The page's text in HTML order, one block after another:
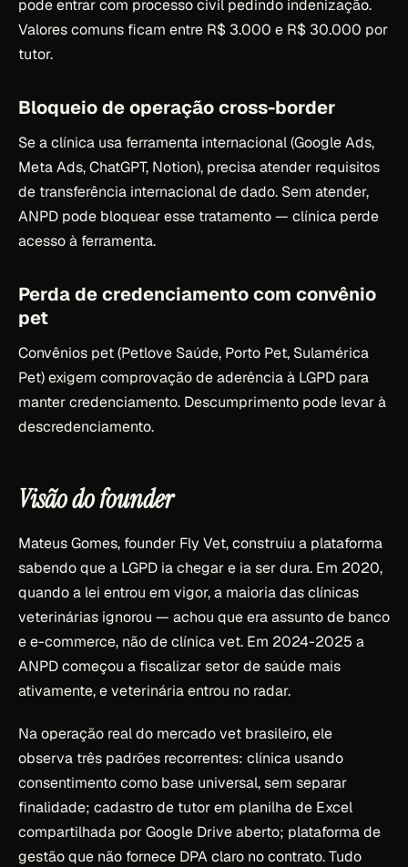
pode entrar com processo civil pedindo indenização.
Valores comuns ficam entre R$ 3.000 e R$ 30.000 por
tutor.
Bloqueio de operação cross-border
Se a clínica usa ferramenta internacional (Google Ads,
Meta Ads, ChatGPT, Notion), precisa atender requisitos
de transferência internacional de dado. Sem atender,
ANPD pode bloquear esse tratamento — clínica perde
acesso à ferramenta.
Perda de credenciamento com convênio
pet
Convênios pet (Petlove Saúde, Porto Pet, Sulamérica
Pet) exigem comprovação de aderência à LGPD para
manter credenciamento. Descumprimento pode levar à
descredenciamento.
Visão do founder
Mateus Gomes, founder Fly Vet, construiu a plataforma
sabendo que a LGPD ia chegar e ia ser dura. Em 2020,
quando a lei entrou em vigor, a maioria das clínicas
veterinárias ignorou — achou que era assunto de banco
e e-commerce, não de clínica vet. Em 2024-2025 a
ANPD começou a fiscalizar setor de saúde mais
ativamente, e veterinária entrou no radar.
Na operação real do mercado vet brasileiro, ele
observa três padrões recorrentes: clínica usando
consentimento como base universal, sem separar
finalidade; cadastro de tutor em planilha de Excel
compartilhada por Google Drive aberto; plataforma de
gestão que não fornece DPA claro no contrato. Tudo